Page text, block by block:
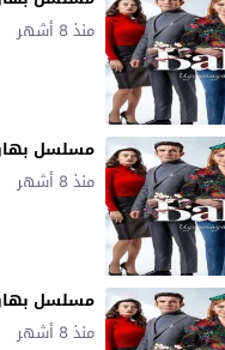
منذ 8 أشهر
مسلسل بهار
منذ 8 أشهر
مسلسل بهار
منذ 8 أشهر